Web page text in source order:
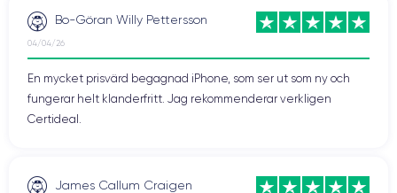
Bo-Göran Willy Pettersson
04/04/26
En mycket prisvärd begagnad iPhone, som ser ut som ny och
fungerar helt klanderfritt. Jag rekommenderar verkligen
Certideal.
James Callum Craigen